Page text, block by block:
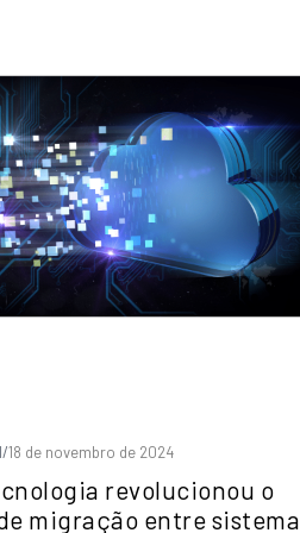
/18 de novembro de 2024
revolucionou o
migração entre